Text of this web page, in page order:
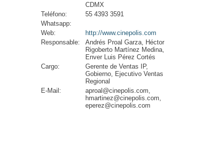
CDMX
Teléfono:
55 4393 3591
Whatsapp:
Web:
http://www.cinepolis.com
Responsable:
Andrés Proal Garza, Héctor
Rigoberto Martínez Medina,
Enver Luis Pérez Cortés
Cargo:
Gerente de Ventas IP,
Gobierno, Ejecutivo Ventas
Regional
E-Mail:
aproal@cinepolis.com,
hmartinez@cinepolis.com,
eperez@cinepolis.com